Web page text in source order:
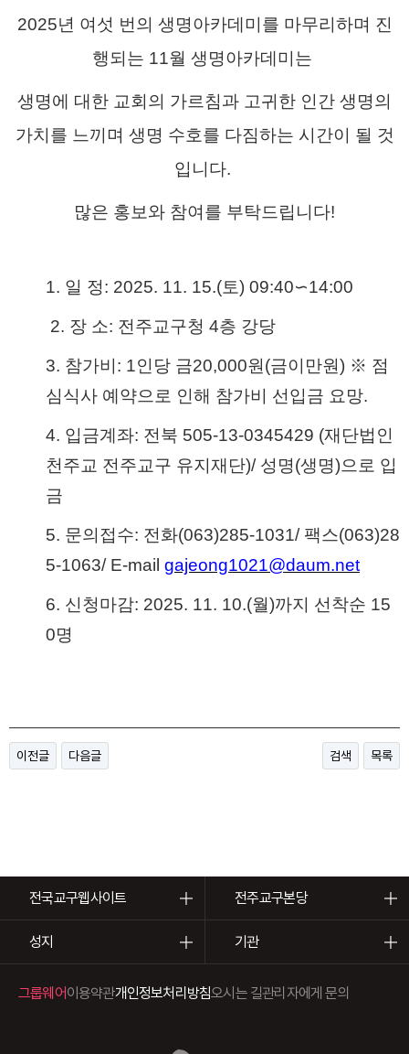
2025년 여섯 번의 생명아카데미를 마무리하며 진
행되는 11월 생명아카데미 ​는
생명에 대한 교회의 가르침과 고귀한 인간 생명의
가치를 느끼며 생명 수호를 다짐하는 시간이 될 것
입니다.
많은 홍보와 참여를 부탁드립니다!
1. 일 정: 2025. 11. 15.(토) 09:40∽14:00
2. 장 소: 전주교구청 4층 강당
3. 참가비 : 1인당 금20,000원(금이만원) ※ 점
심식사 예약으로 인해 참가비 선입금 요망.
4. 입금계좌: 전북 505-13-0345429 (재단법인
천주교 전주교구 유지재단)/ 성명(생명)으로 입
금
5. 문의접수: 전화(063)285-1031/ 팩스(063)28
5-1063/ E-mail gajeong1021@daum.net
6. 신청마감: 2025. 11. 10.(월)까지 선착순 15
0명
이전글 다음글 검색 목록
전국교구웹사이트 전주교구본당
성지 기관
그룹웨어이용약관개인정보처리방침오시는 길관리자에게 문의